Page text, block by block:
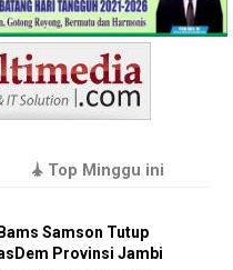
Top Minggu ini
Samson Tutup
Provinsi Jambi